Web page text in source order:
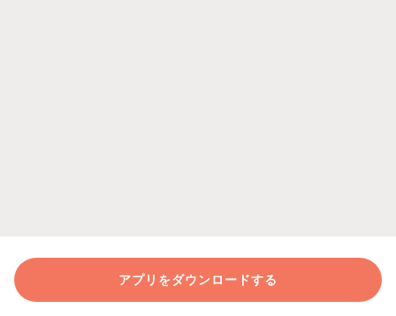
アプリをダウンロードする